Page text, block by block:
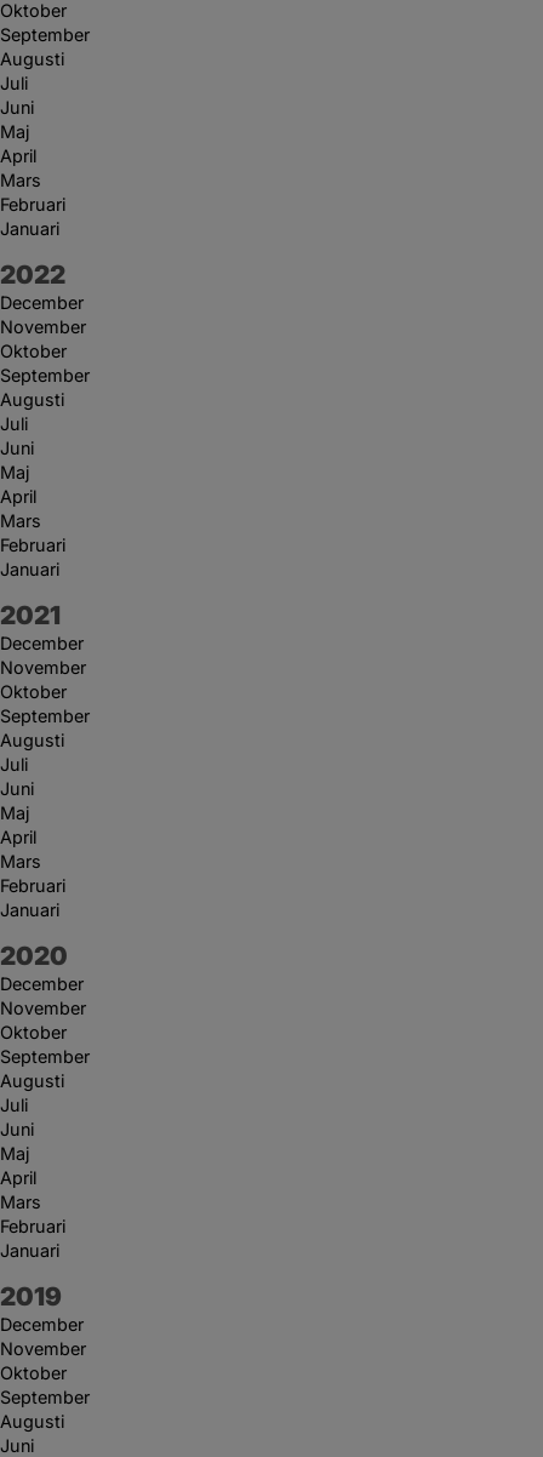
Oktober
September
Augusti
Juli
Juni
Maj
April
Mars
Februari
Januari
År:
2022
December
November
Oktober
September
Augusti
Juli
Juni
Maj
April
Mars
Februari
Januari
År:
2021
December
November
Oktober
September
Augusti
Juli
Juni
Maj
April
Mars
Februari
Januari
År:
2020
December
November
Oktober
September
Augusti
Juli
Juni
Maj
April
Mars
Februari
Januari
År:
2019
December
November
Oktober
September
Augusti
Juni